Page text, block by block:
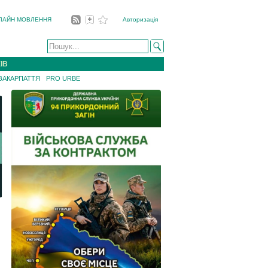
МОВЛЕННЯ
Авторизація
PRO URBE